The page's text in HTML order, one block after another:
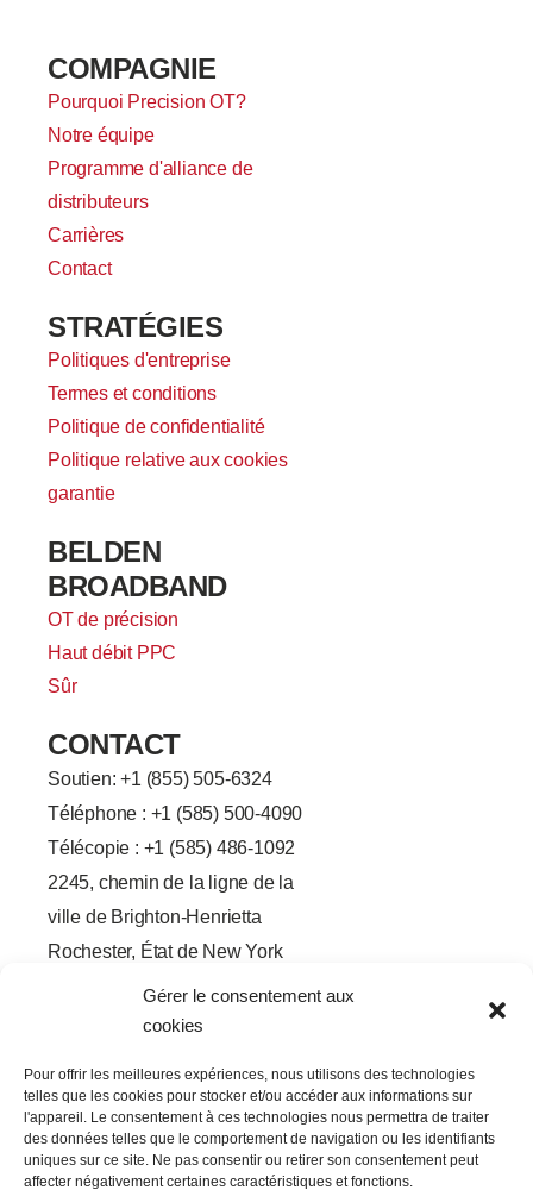
Gérer le consentement aux
cookies
Pour offrir les meilleures expériences, nous utilisons des technologies
telles que les cookies pour stocker et/ou accéder aux informations sur
l'appareil. Le consentement à ces technologies nous permettra de traiter
des données telles que le comportement de navigation ou les identifiants
uniques sur ce site. Ne pas consentir ou retirer son consentement peut
affecter négativement certaines caractéristiques et fonctions.
COMPAGNIE
Pourquoi Precision OT?
Notre équipe
Programme d'alliance de
distributeurs
Carrières
Contact
STRATÉGIES
Politiques d'entreprise
Termes et conditions
Politique de confidentialité
Politique relative aux cookies
garantie
BELDEN
BROADBAND
OT de précision
Haut débit PPC
Sûr
CONTACT
Soutien: +1 (855) 505-6324
Téléphone : +1 (585) 500-4090
Télécopie : +1 (585) 486-1092
2245, chemin de la ligne de la
ville de Brighton-Henrietta
Rochester, État de New York
e
b
o
o
k
-
f
e
d
I
n
-
i
n
w
t
e
r
t
u
b
e